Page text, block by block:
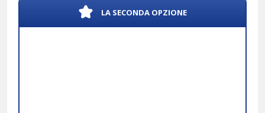
LA SECONDA OPZIONE